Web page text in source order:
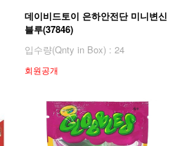
데이비드토이 은하안전단 미니변신
블루(37846)
입수량(Qnty in Box) : 24
회원공개